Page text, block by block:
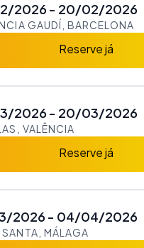
2026 20/02/2026
GAUDÍ, BARCELONA
Reserve já
2026 20/03/2026
VALÊNCIA
Reserve já
2026 04/04/2026
SANTA, MÁLAGA